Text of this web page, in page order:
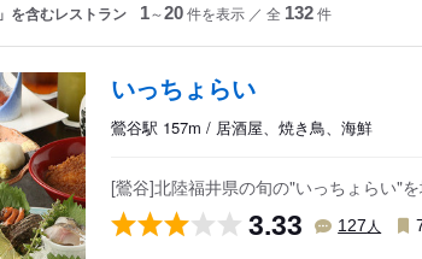
」を含むレストラン 1～20件を表示 ／ 全 132件
いっちょらい
鶯谷駅 157m / 居酒屋、焼き鳥、海鮮
[鶯谷]北陸福井県の旬の"いっちょらい"
3.33 127 人